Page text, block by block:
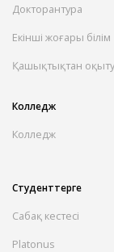
Докторантура
Екінші жоғары білім
Қашықтықтан
Колледж
Колледж
Студенттерге
Сабақ кестесі
Platonus